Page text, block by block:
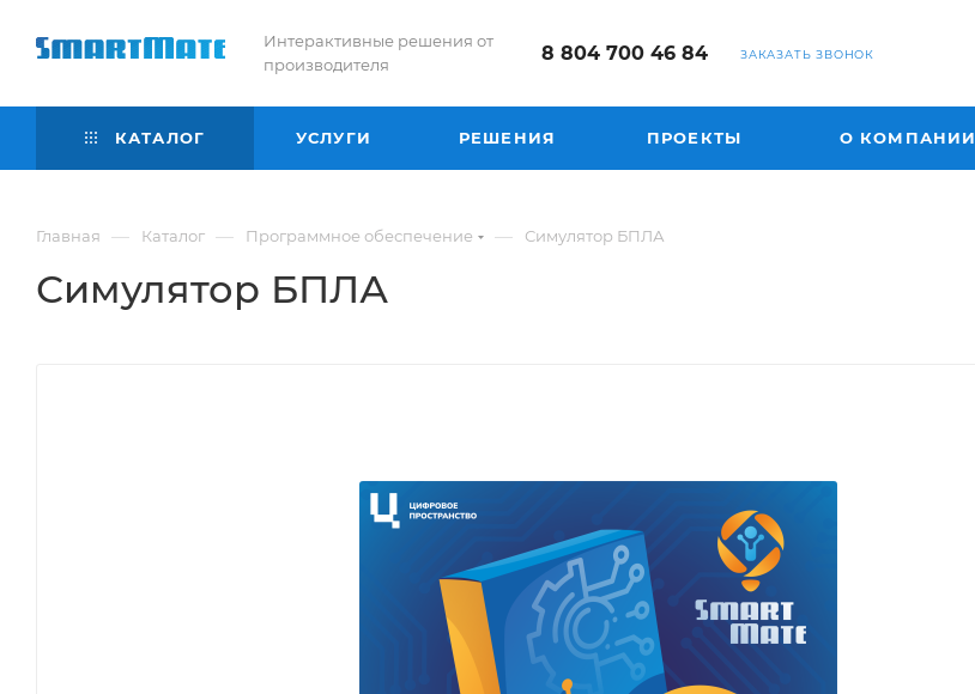
Интерактивные решения от
производителя
8 804 700 46 84 ЗАКАЗАТЬ ЗВОНОК
КАТАЛОГ УСЛУГИ РЕШЕНИЯ ПРОЕКТЫ О КОМПАНИИ
Главная — Каталог — Программное обеспечение — Симулятор БПЛА
Симулятор БПЛА